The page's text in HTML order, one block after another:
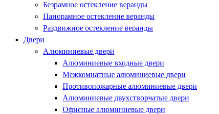
Безрамное остекление веранды
Панорамное остекление веранды
Раздвижное остекление веранды
Двери
Алюминиевые двери
Алюминиевые входные двери
Межкомнатные алюминиевые двери
Противопожарные алюминиевые двери
Алюминиевые двухстворчатые двери
Офисные алюминиевые двери